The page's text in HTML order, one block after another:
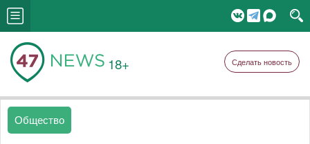
18+ Сделать новость
Общество